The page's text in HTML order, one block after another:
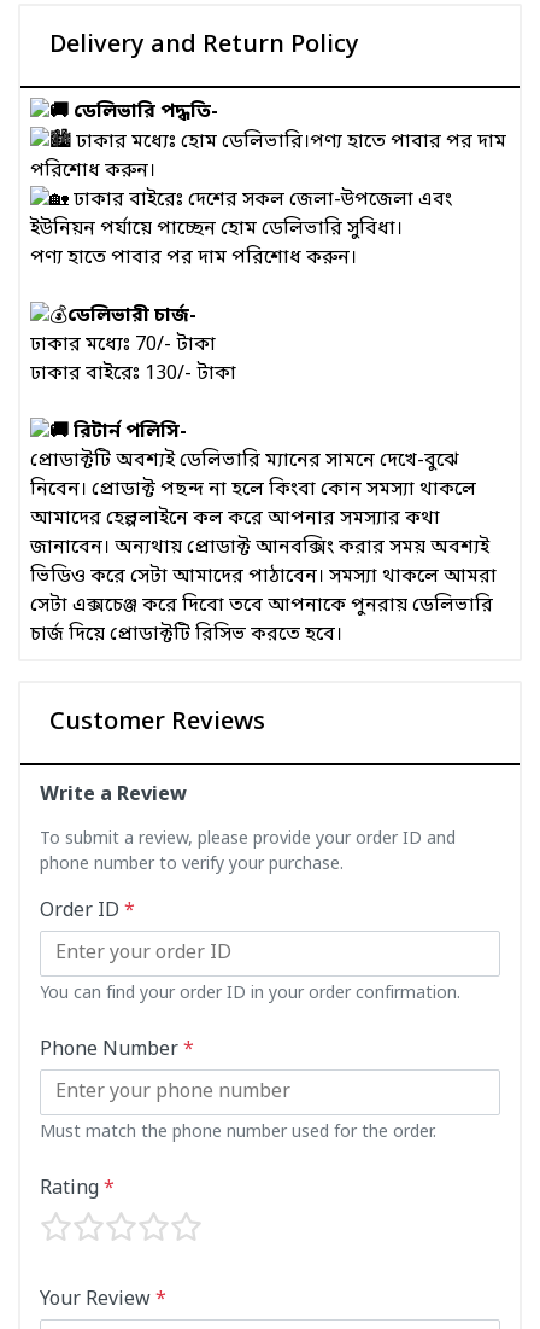
Delivery and Return Policy
ডেলিভারি পদ্ধতি-
ঢাকার মধ্যেঃ হোম ডেলিভারি।পণ্য হাতে পাবার পর দাম
পরিশোধ করুন।
ঢাকার বাইরেঃ দেশের সকল জেলা-উপজেলা এবং
ইউনিয়ন পর্যায়ে পাচ্ছেন হোম ডেলিভারি সুবিধা।
পণ্য হাতে পাবার পর দাম পরিশোধ করুন।
ডেলিভারী চার্জ-
ঢাকার মধ্যেঃ 70/- টাকা
ঢাকার বাইরেঃ 130/- টাকা
রিটার্ন পলিসি-
প্রোডাক্টটি অবশ্যই ডেলিভারি ম্যানের সামনে দেখে-বুঝে
নিবেন। প্রোডাক্ট পছন্দ না হলে কিংবা কোন সমস্যা থাকলে
আমাদের হেল্পলাইনে কল করে আপনার সমস্যার কথা
জানাবেন। অন্যথায় প্রোডাক্ট আনবক্সিং করার সময় অবশ্যই
ভিডিও করে সেটা আমাদের পাঠাবেন। সমস্যা থাকলে আমরা
সেটা এক্সচেঞ্জ করে দিবো তবে আপনাকে পুনরায় ডেলিভারি
চার্জ দিয়ে প্রোডাক্টটি রিসিভ করতে হবে।
Customer Reviews
Write a Review
To submit a review, please provide your order ID and
phone number to verify your purchase.
Order ID *
You can find your order ID in your order confirmation.
Phone Number*
Must match the phone number used for the order.
Rating*
Your Review*